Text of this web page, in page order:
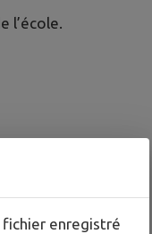
l’école.
enregistré